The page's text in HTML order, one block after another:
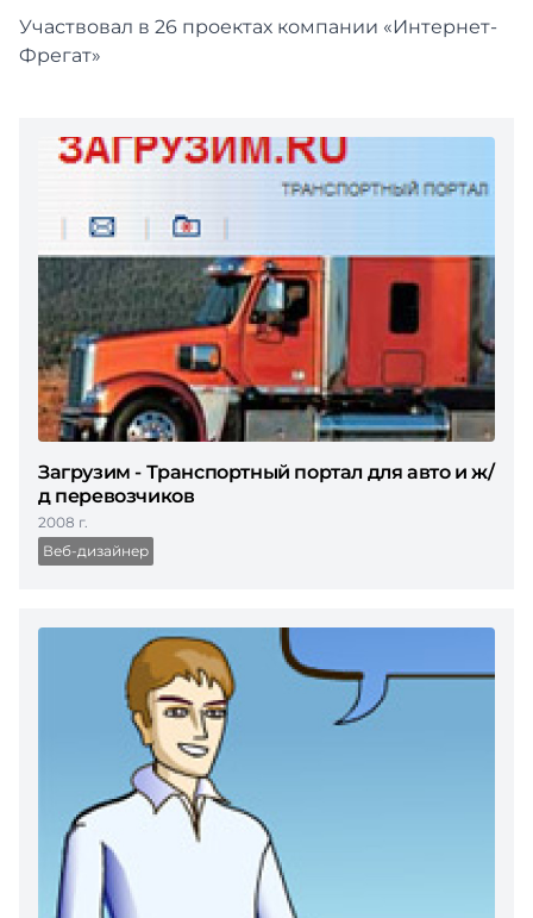
Участвовал в 26 проектах компании «Интернет-
Фрегат»
Загрузим - Транспортный портал для авто и ж/
д перевозчиков
2008 г.
Веб-дизайнер